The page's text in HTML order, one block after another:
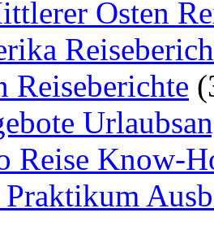
Osten
Reiseberichte
Reise Know-